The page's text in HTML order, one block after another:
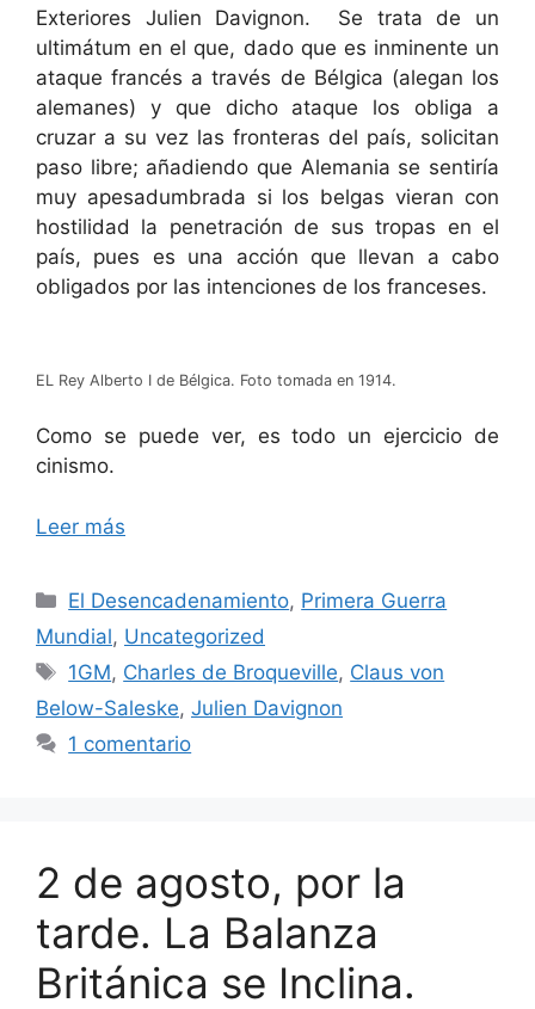
Exteriores Julien Davignon. Se trata de un
ultimátum en el que, dado que es inminente un
ataque francés a través de Bélgica (alegan los
alemanes) y que dicho ataque los obliga a
cruzar a su vez las fronteras del país, solicitan
paso libre; añadiendo que Alemania se sentiría
muy apesadumbrada si los belgas vieran con
hostilidad la penetración de sus tropas en el
país, pues es una acción que llevan a cabo
obligados por las intenciones de los franceses.
EL Rey Alberto I de Bélgica. Foto tomada en 1914.
Como se puede ver, es todo un ejercicio de
cinismo.
Leer más
Categorías
El Desencadenamiento, Primera Guerra
Mundial, Uncategorized
Etiquetas
1GM, Charles de Broqueville, Claus von
Below-Saleske, Julien Davignon
1 comentario
2 de agosto, por la
tarde. La Balanza
Británica se Inclina.